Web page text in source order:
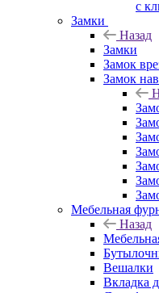
с
Замки
Назад
Замки
Замок
Замок
Мебельная
Назад
Вешалки
Вкладка